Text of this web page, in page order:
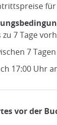
zu 7 Tage
7
17:00 Uhr
vor der